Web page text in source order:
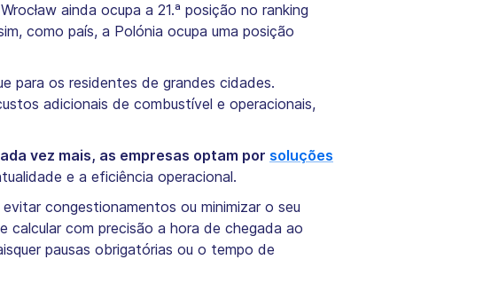
ainda ocupa a 21.ª posição no ranking
como país, a Polónia ocupa uma posição
para os residentes de grandes cidades.
adicionais de combustível e operacionais,
vez mais, as empresas optam por soluções
e a eficiência operacional.
congestionamentos ou minimizar o seu
com precisão a hora de chegada ao
pausas obrigatórias ou o tempo de